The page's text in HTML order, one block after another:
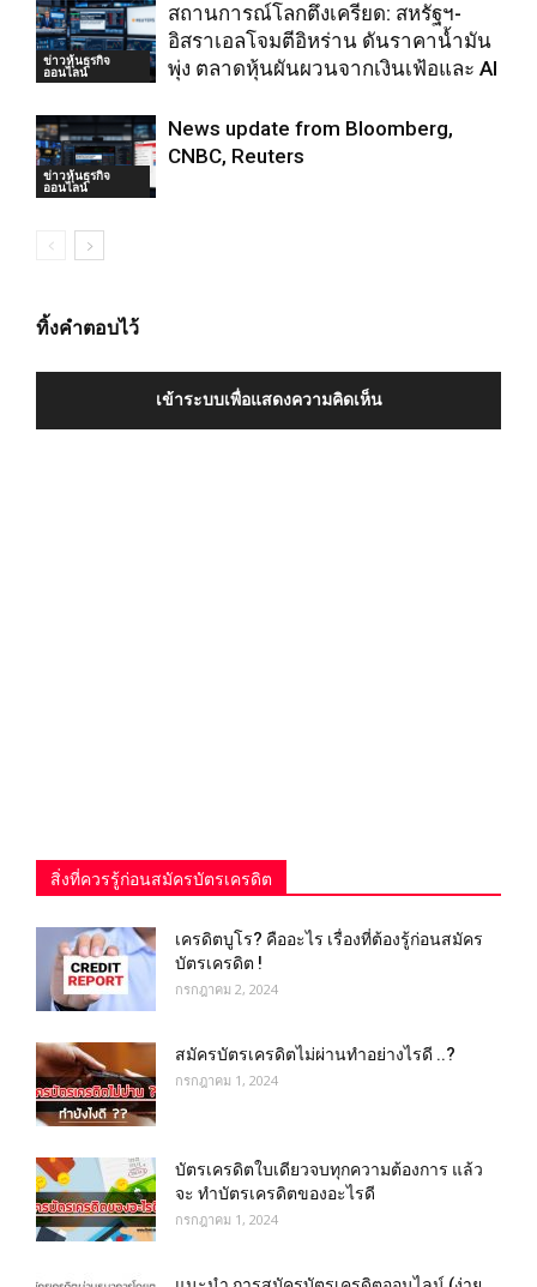
ข่าวหุ้นธุรกิจ
ออนไลน์
สถานการณ์โลกตึงเครียด: สหรัฐฯ-
อิสราเอลโจมตีอิหร่าน ดันราคาน้ำมัน
พุ่ง ตลาดหุ้นผันผวนจากเงินเฟ้อและ AI
ข่าวหุ้นธุรกิจ
ออนไลน์
News update from Bloomberg,
CNBC, Reuters
ทิ้งคำตอบไว้
เข้าระบบเพื่อแสดงความคิดเห็น
สิ่งที่ควรรู้ก่อนสมัครบัตรเครดิต
เครดิตบูโร? คืออะไร เรื่องที่ต้องรู้ก่อนสมัคร
บัตรเครดิต !
กรกฎาคม 2, 2024
สมัครบัตรเครดิตไม่ผ่านทำอย่างไรดี ..?
กรกฎาคม 1, 2024
บัตรเครดิตใบเดียวจบทุกความต้องการ แล้ว
จะ ทำบัตรเครดิตของอะไรดี
กรกฎาคม 1, 2024